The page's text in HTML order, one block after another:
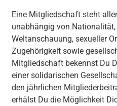
Eine Mitgliedschaft steht
unabhängig von Nationalität,
Weltanschauung, sexueller
Zugehörigkeit sowie
Mitgliedschaft bekennst Du
einer solidarischen
den jährlichen
erhälst Du die Möglichkeit